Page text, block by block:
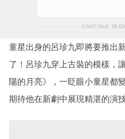
CONTINUE
童星出身的呂珍九即將要推出
了！呂珍九穿上古裝的模樣，
陽的月亮》，一眨眼小童星都
期待他在新劇中展現精湛的演技